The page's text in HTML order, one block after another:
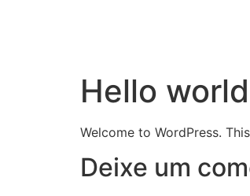
Hello
Welcome to WordPress.
Deixe um